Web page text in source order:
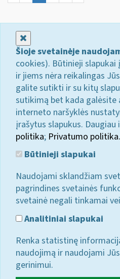
Šioje svetainėje
cookies). Būtinieji
ir jiems nėra reikalingas
galite sutikti ir su kitų
sutikimą bet kada galėsite
interneto naršyklės
įrašytus slapukus.
politika; Privatumo politika.
Būtinieji slapukai
Naudojami sklandžiam
pagrindines svetainės
svetainė negali tinkamai
Analitiniai slapukai
Renka statistinę
naudojimą ir naudojami
gerinimui.